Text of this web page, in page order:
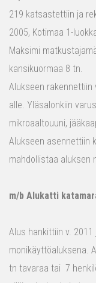
219 katsastettiin ja
2005, Kotimaa 1-
Maksimi
kansikuormaa 8 tn.
Alukseen rakennettiin
alle. Yläsalonkiin
mikroaaltouuni,
Alukseen asennettiin
mahdollistaa aluksen
m/b Alukatti
Alus hankittiin v.
monikäyttöaluksena.
tn tavaraa tai 7